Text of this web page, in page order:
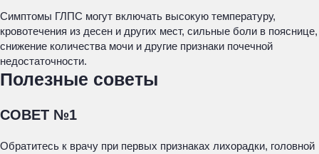
Симптомы ГЛПС могут включать высокую температуру,
кровотечения из десен и других мест, сильные боли в пояснице,
снижение количества мочи и другие признаки почечной
недостаточности.
Полезные советы
СОВЕТ №1
Обратитесь к врачу при первых признаках лихорадки, головной